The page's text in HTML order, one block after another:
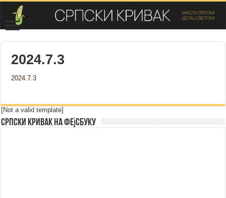
2024.7.3
2024.7.3
[Not a valid template]
Српски Кривак на Фејсбуку